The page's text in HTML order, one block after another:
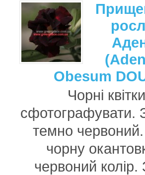
Obesum
Чорні
сфотографувати.
темно червоний.
чорну
червоний колір.